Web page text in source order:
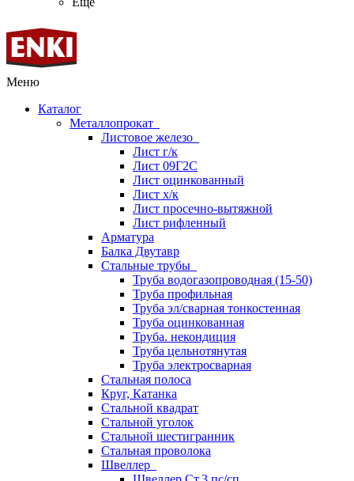
Меню
Каталог
Металлопрокат
Листовое железо
Лист г/к
Лист 09Г2С
Лист оцинкованный
Лист х/к
Лист просечно-вытяжной
Лист рифленный
Арматура
Балка Двутавр
Стальные трубы
Труба водогазопроводная (15-50)
Труба профильная
Труба эл/сварная тонкостенная
Труба оцинкованная
Труба. некондиция
Труба цельнотянутая
Труба электросварная
Стальная полоса
Круг, Катанка
Стальной квадрат
Стальной уголок
Стальной шестигранник
Стальная проволока
Швеллер